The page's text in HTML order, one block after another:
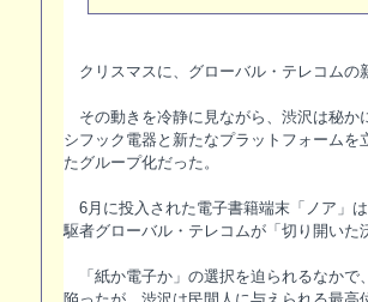
クリスマスに、グローバル・テレコムの
その動きを冷静に見ながら、渋沢は秘か
シフック電器と新たなプラットフォーム
たグループ化だった。
6月に投入された電子書籍端末「ノア」
駆者グローバル・テレコムが「切り開いた
「紙か電子か」の選択を迫られるなかで